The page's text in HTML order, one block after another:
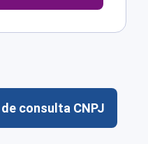
consulta CNPJ